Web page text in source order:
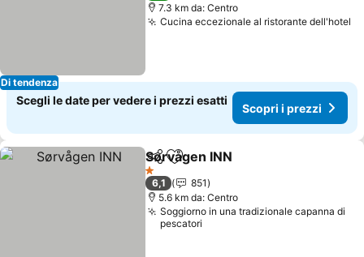
Di tendenza
7.3 km da: Centro
Cucina eccezionale al ristorante dell'hotel
Scegli le date per vedere i prezzi esatti
Scopri i prezzi
CondividiAggiungi ai preferiti
Sørvågen INN
1 Stelle
6,1
851
5.6 km da: Centro
Soggiorno in una tradizionale capanna di
pescatori